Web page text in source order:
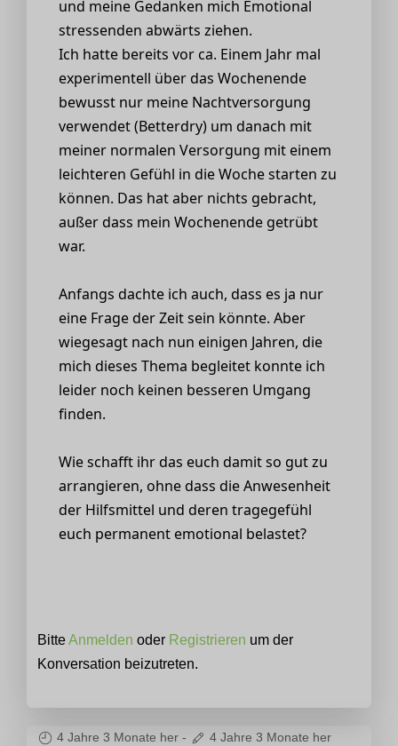
und meine Gedanken mich Emotional
stressenden abwärts ziehen.
Ich hatte bereits vor ca. Einem Jahr mal
experimentell über das Wochenende
bewusst nur meine Nachtversorgung
verwendet (Betterdry) um danach mit
meiner normalen Versorgung mit einem
leichteren Gefühl in die Woche starten zu
können. Das hat aber nichts gebracht,
außer dass mein Wochenende getrübt
war.
Anfangs dachte ich auch, dass es ja nur
eine Frage der Zeit sein könnte. Aber
wiegesagt nach nun einigen Jahren, die
mich dieses Thema begleitet konnte ich
leider noch keinen besseren Umgang
finden.
Wie schafft ihr das euch damit so gut zu
arrangieren, ohne dass die Anwesenheit
der Hilfsmittel und deren tragegefühl
euch permanent emotional belastet?
BitteAnmelden oder Registrieren um der
Konversation beizutreten.
4 Jahre 3 Monate her -
4 Jahre 3 Monate her